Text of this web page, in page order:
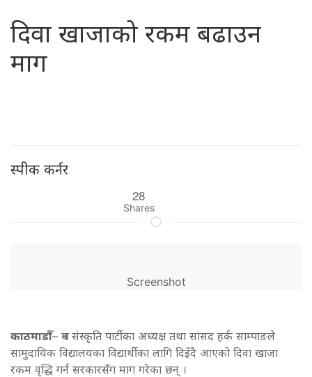
दिवा खाजाको रकम बढाउन
माग
स्पीक कर्नर
28
Shares
Screenshot
काठमाडौँ– श्रम संस्कृति पार्टीका अध्यक्ष तथा सांसद हर्क साम्पाङले
सामुदायिक विद्यालयका विद्यार्थीका लागि दिइँदै आएको दिवा खाजा
रकम वृद्धि गर्न सरकारसँग माग गरेका छन् ।